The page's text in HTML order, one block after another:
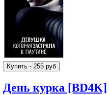
День курка [BD4K]